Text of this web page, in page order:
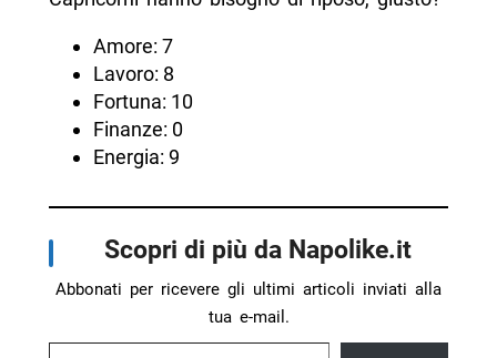
Amore: 7
Lavoro: 8
Fortuna: 10
Finanze: 0
Energia: 9
Scopri di più da Napolike.it
Abbonati per ricevere gli ultimi articoli inviati alla
tua e-mail.
Digita la tua e-mail...